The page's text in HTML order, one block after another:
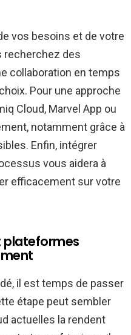
vos besoins et de votre
recherchez des
collaboration en temps
Pour une approche
Cloud, Marvel App ou
notamment grâce à
Enfin, intégrer
vous aidera à
efficacement sur votre
plateformes
il est temps de passer
étape peut sembler
actuelles la rendent